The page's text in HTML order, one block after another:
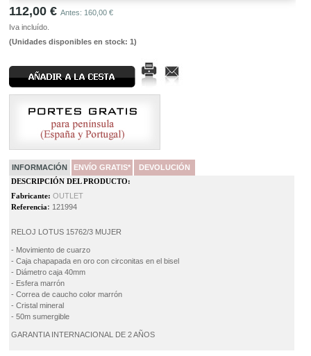
112,00 € Antes: 160,00 €
Iva incluído.
(Unidades disponibles en stock: 1)
INFORMACIÓN ENVÍO GRATIS*
DEVOLUCIÓN
DESCRIPCIÓN DEL PRODUCTO:
Fabricante:OUTLET
Referencia: 121994
RELOJ LOTUS 15762/3 MUJER
- Movimiento de cuarzo
- Caja chapapada en oro con circonitas en el bisel
- Diámetro caja 40mm
- Esfera marrón
- Correa de caucho color marrón
- Cristal mineral
- 50m sumergible
GARANTIA INTERNACIONAL DE 2 AÑOS